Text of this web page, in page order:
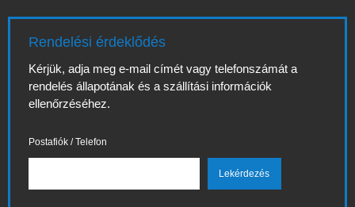
Rendelési érdeklődés
Kérjük, adja meg e-mail címét vagy telefonszámát a
rendelés állapotának és a szállítási információk
ellenőrzéséhez.
Postafiók / Telefon